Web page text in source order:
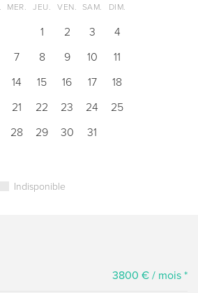
MER. JEU. VEN. SAM. DIM.
1 2 3
4
7 8 9 10
11
14 15 16 17
18
21 22 23 24
25
28 29 30 31
Indisponible
3800 € / mois *